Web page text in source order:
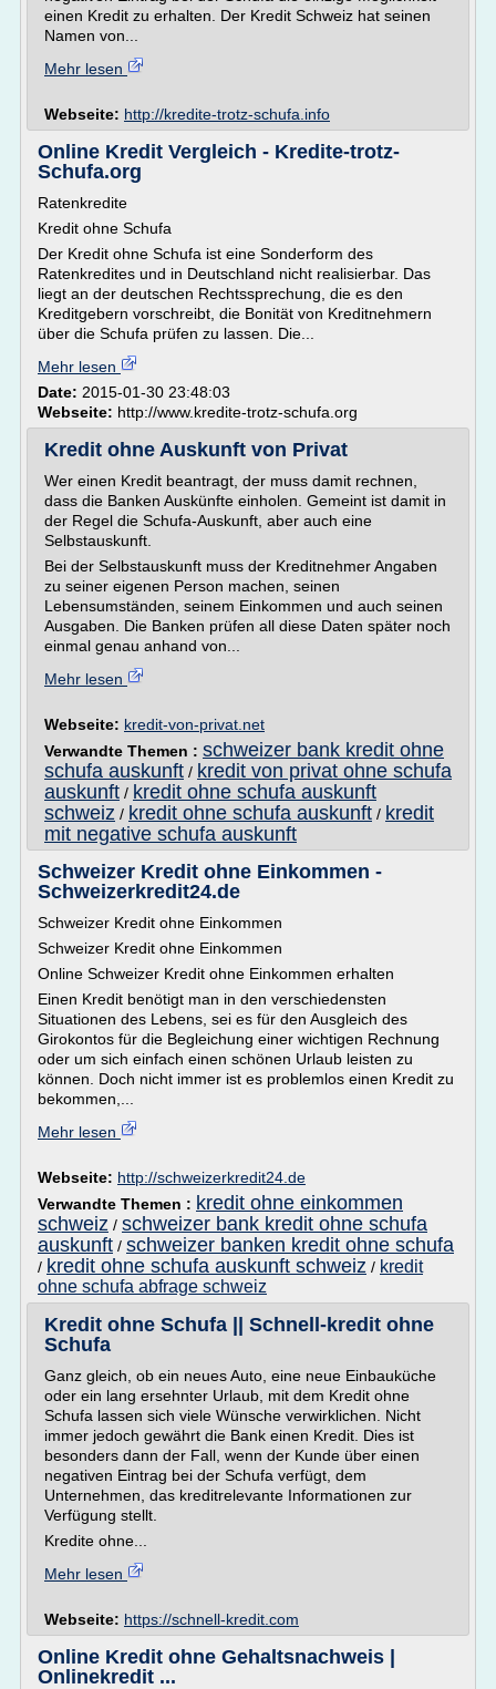
einen Kredit zu erhalten. Der Kredit Schweiz hat seinen
Namen von...
Mehr lesen
Webseite: http://kredite-trotz-schufa.info
Online Kredit Vergleich - Kredite-trotz-
Schufa.org
Ratenkredite
Kredit ohne Schufa
Der Kredit ohne Schufa ist eine Sonderform des
Ratenkredites und in Deutschland nicht realisierbar. Das
liegt an der deutschen Rechtssprechung, die es den
Kreditgebern vorschreibt, die Bonität von Kreditnehmern
über die Schufa prüfen zu lassen. Die...
Mehr lesen
Date: 2015-01-30 23:48:03
Webseite: http://www.kredite-trotz-schufa.org
Kredit ohne Auskunft von Privat
Wer einen Kredit beantragt, der muss damit rechnen,
dass die Banken Auskünfte einholen. Gemeint ist damit in
der Regel die Schufa-Auskunft, aber auch eine
Selbstauskunft.
Bei der Selbstauskunft muss der Kreditnehmer Angaben
zu seiner eigenen Person machen, seinen
Lebensumständen, seinem Einkommen und auch seinen
Ausgaben. Die Banken prüfen all diese Daten später noch
einmal genau anhand von...
Mehr lesen
Webseite: kredit-von-privat.net
Verwandte Themen : schweizer bank kredit ohne
schufa auskunft / kredit von privat ohne schufa
auskunft / kredit ohne schufa auskunft
schweiz / kredit ohne schufa auskunft / kredit
mit negative schufa auskunft
Schweizer Kredit ohne Einkommen -
Schweizerkredit24.de
Schweizer Kredit ohne Einkommen
Schweizer Kredit ohne Einkommen
Online Schweizer Kredit ohne Einkommen erhalten
Einen Kredit benötigt man in den verschiedensten
Situationen des Lebens, sei es für den Ausgleich des
Girokontos für die Begleichung einer wichtigen Rechnung
oder um sich einfach einen schönen Urlaub leisten zu
können. Doch nicht immer ist es problemlos einen Kredit zu
bekommen,...
Mehr lesen
Webseite: http://schweizerkredit24.de
Verwandte Themen : kredit ohne einkommen
schweiz / schweizer bank kredit ohne schufa
auskunft / schweizer banken kredit ohne schufa
/ kredit ohne schufa auskunft schweiz / kredit
ohne schufa abfrage schweiz
Kredit ohne Schufa || Schnell-kredit ohne
Schufa
Ganz gleich, ob ein neues Auto, eine neue Einbauküche
oder ein lang ersehnter Urlaub, mit dem Kredit ohne
Schufa lassen sich viele Wünsche verwirklichen. Nicht
immer jedoch gewährt die Bank einen Kredit. Dies ist
besonders dann der Fall, wenn der Kunde über einen
negativen Eintrag bei der Schufa verfügt, dem
Unternehmen, das kreditrelevante Informationen zur
Verfügung stellt.
Kredite ohne...
Mehr lesen
Webseite: https://schnell-kredit.com
Online Kredit ohne Gehaltsnachweis |
Onlinekredit ...